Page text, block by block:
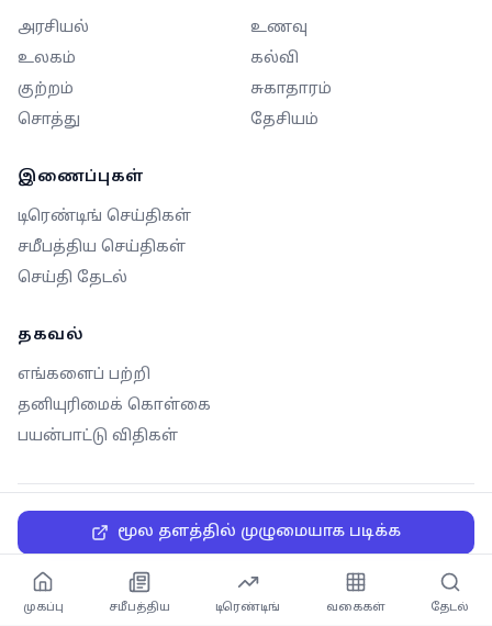
மூல தளத்தில் முழுமையாக படிக்க
அரசியல்
உணவு
உலகம்
கல்வி
குற்றம்
சுகாதாரம்
சொத்து
தேசியம்
இணைப்புகள்
டிரெண்டிங் செய்திகள்
சமீபத்திய செய்திகள்
செய்தி தேடல்
தகவல்
எங்களைப் பற்றி
தனியுரிமைக் கொள்கை
பயன்பாட்டு விதிகள்
2026
செய்தி மலேசியா. அனைத்து உரிமைகளும்
பாதுகாக்கப்பட்டவை.
முகப்பு சமீபத்திய டிரெண்டிங் வகைகள் தேடல்